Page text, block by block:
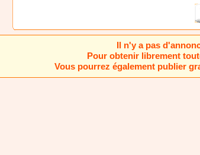
Il n'y a pas
Pour obtenir librement
Vous pourrez également publier